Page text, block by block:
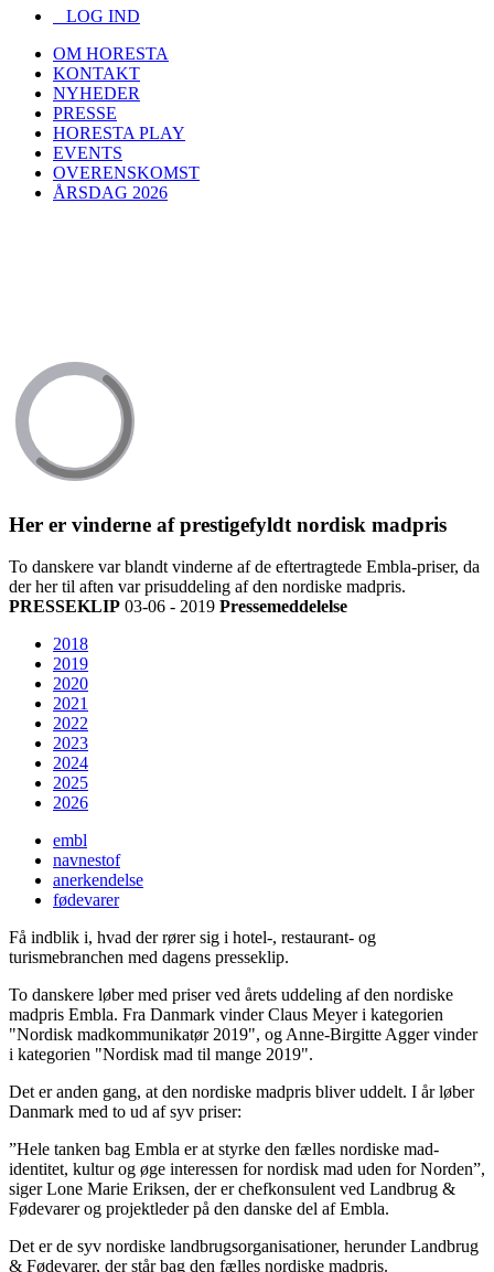
LOG IND
OM HORESTA
KONTAKT
NYHEDER
PRESSE
HORESTA PLAY
EVENTS
OVERENSKOMST
ÅRSDAG 2026
Her er vinderne af prestigefyldt nordisk madpris
To danskere var blandt vinderne af de eftertragtede Embla-priser, da
der her til aften var prisuddeling af den nordiske madpris.
PRESSEKLIP 03-06 - 2019 Pressemeddelelse
2018
2019
2020
2021
2022
2023
2024
2025
2026
embl
navnestof
anerkendelse
fødevarer
Få indblik i, hvad der rører sig i hotel-, restaurant- og
turismebranchen med dagens presseklip.
To danskere løber med priser ved årets uddeling af den nordiske
madpris Embla. Fra Danmark vinder Claus Meyer i kategorien
"Nordisk madkommunikatør 2019", og Anne-Birgitte Agger vinder
i kategorien "Nordisk mad til mange 2019".
Det er anden gang, at den nordiske madpris bliver uddelt. I år løber
Danmark med to ud af syv priser:
”Hele tanken bag Embla er at styrke den fælles nordiske mad-
identitet, kultur og øge interessen for nordisk mad uden for Norden”,
siger Lone Marie Eriksen, der er chefkonsulent ved Landbrug &
Fødevarer og projektleder på den danske del af Embla.
Det er de syv nordiske landbrugsorganisationer, herunder Landbrug
& Fødevarer, der står bag den fælles nordiske madpris.